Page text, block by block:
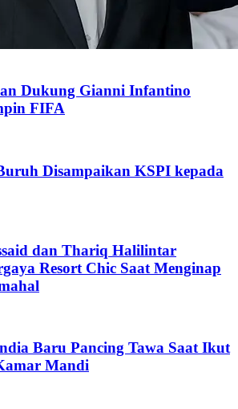
Dukung Gianni Infantino
FIFA
Disampaikan KSPI kepada
dan Thariq Halilintar
Resort Chic Saat Menginap
Baru Pancing Tawa Saat Ikut
Mandi